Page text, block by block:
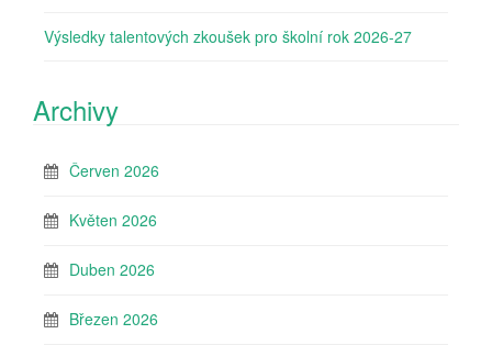
Výsledky talentových zkoušek pro školní rok 2026-27
Archivy
Červen 2026
Květen 2026
Duben 2026
Březen 2026